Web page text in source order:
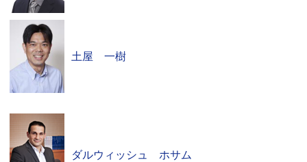
土屋 一樹
ダルウィッシュ ホサム